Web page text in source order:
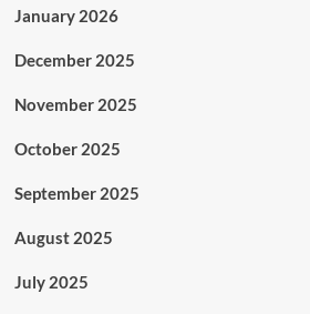
January 2026
December 2025
November 2025
October 2025
September 2025
August 2025
July 2025